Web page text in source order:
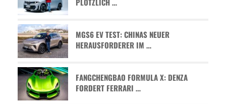
MGS6 EV TEST: CHINAS NEUER
HERAUSFORDERER IM …
FANGCHENGBAO FORMULA X: DENZA
FORDERT FERRARI …